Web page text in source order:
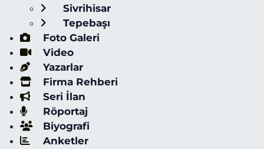
Sivrihisar
Tepebaşı
Foto Galeri
Video
Yazarlar
Firma Rehberi
Seri İlan
Röportaj
Biyografi
Anketler